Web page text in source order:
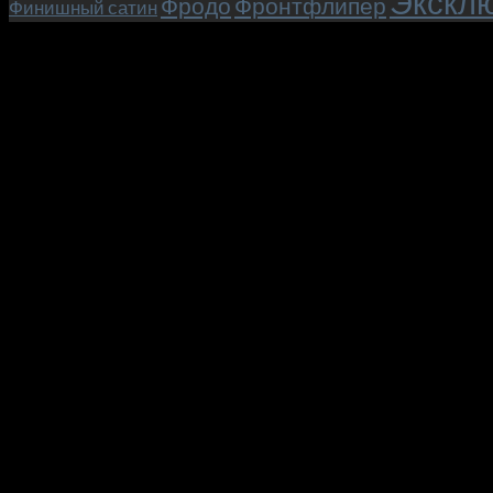
Финишный сатин Фродо Фронтфлипер